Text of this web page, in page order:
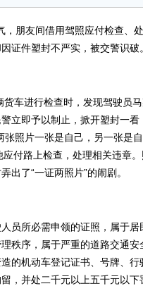
朋友间借用驾照应付检查、
证件塑封不严实，被交警识破。
车进行检查时，发现驾驶员
立即予以制止，掀开塑封一看
照片一张是自己，另一张是
付路上检查，处理相关违章
出了“一证两照片”的闹剧。
员所必需申领的证照，属于居
秩序，属于严重的道路交通安
的机动车登记证书、号牌、
，并处二千元以上五千元以下